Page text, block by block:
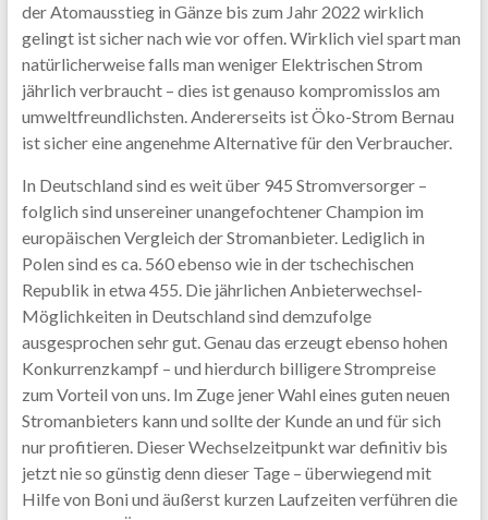
der Atomausstieg in Gänze bis zum Jahr 2022 wirklich
gelingt ist sicher nach wie vor offen. Wirklich viel spart man
natürlicherweise falls man weniger Elektrischen Strom
jährlich verbraucht – dies ist genauso kompromisslos am
umweltfreundlichsten. Andererseits ist Öko-Strom Bernau
ist sicher eine angenehme Alternative für den Verbraucher.
In Deutschland sind es weit über 945 Stromversorger –
folglich sind unsereiner unangefochtener Champion im
europäischen Vergleich der Stromanbieter. Lediglich in
Polen sind es ca. 560 ebenso wie in der tschechischen
Republik in etwa 455. Die jährlichen Anbieterwechsel-
Möglichkeiten in Deutschland sind demzufolge
ausgesprochen sehr gut. Genau das erzeugt ebenso hohen
Konkurrenzkampf – und hierdurch billigere Strompreise
zum Vorteil von uns. Im Zuge jener Wahl eines guten neuen
Stromanbieters kann und sollte der Kunde an und für sich
nur profitieren. Dieser Wechselzeitpunkt war definitiv bis
jetzt nie so günstig denn dieser Tage – überwiegend mit
Hilfe von Boni und äußerst kurzen Laufzeiten verführen die